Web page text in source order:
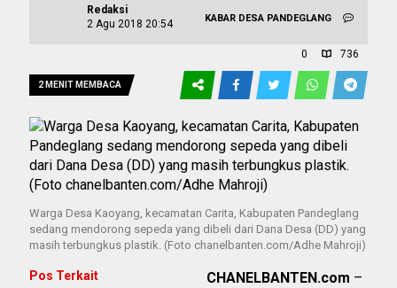
Redaksi
2 Agu 2018 20:54
KABAR DESA PANDEGLANG
0 736
2 MENIT MEMBACA
Warga Desa Kaoyang, kecamatan Carita, Kabupaten Pandeglang
sedang mendorong sepeda yang dibeli dari Dana Desa (DD) yang
masih terbungkus plastik. (Foto chanelbanten.com/Adhe Mahroji)
CHANELBANTEN.com –
Pos Terkait